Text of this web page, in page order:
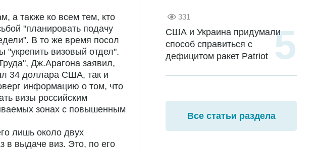
а также ко всем тем, кто
"планировать подачу
В то же время посол
"укрепить визовый отдел".
Дж.Арагона заявил,
34 доллара США, так и
информацию о том, что
визы российским
зонах с повышенным
лишь около двух
в выдаче виз. Это, по его
331
США и Украина придумали
способ справиться с
дефицитом ракет Patriot
Все статьи раздела